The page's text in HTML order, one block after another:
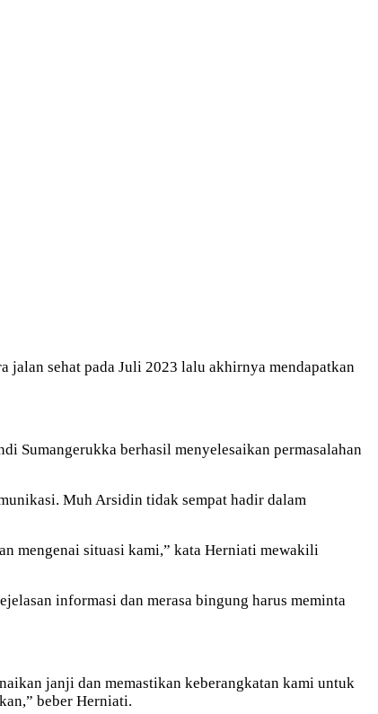
jalan sehat pada Juli 2023 lalu akhirnya mendapatkan
Sumangerukka berhasil menyelesaikan permasalahan
Muh Arsidin tidak sempat hadir dalam
mengenai situasi kami,” kata Herniati mewakili
informasi dan merasa bingung harus meminta
janji dan memastikan keberangkatan kami untuk
beber Herniati.